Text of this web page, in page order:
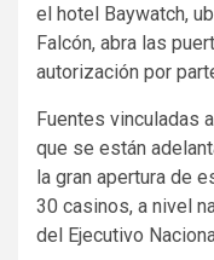
el hotel Baywatch,
Falcón, abra las
autorización por
Fuentes vinculadas
que se están
la gran apertura de
30 casinos, a nivel
del Ejecutivo